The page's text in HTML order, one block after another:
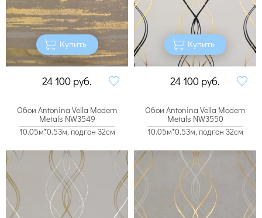
Купить
24 100 руб.
Купить
24 100 руб.
Обои Antonina Vella Modern
Metals NW3549
10.05м*0.53м, подгон 32см
Обои Antonina Vella Modern
Metals NW3550
10.05м*0.53м, подгон 32см